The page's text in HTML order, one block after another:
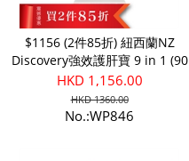
$1156 (2件85折) 紐西蘭NZ
Discovery強效護肝寶 9 in 1 (90
粒)
HKD 1,156.00
HKD 1360.00
No.:WP846